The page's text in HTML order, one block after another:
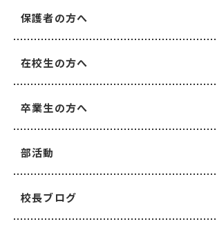
保護者の方へ
在校生の方へ
卒業生の方へ
部活動
校長ブログ